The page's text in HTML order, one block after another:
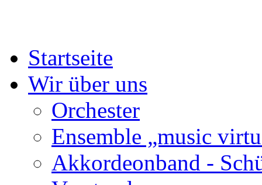
Startseite
Wir über uns
Orchester
Ensemble „music
Akkordeonband -